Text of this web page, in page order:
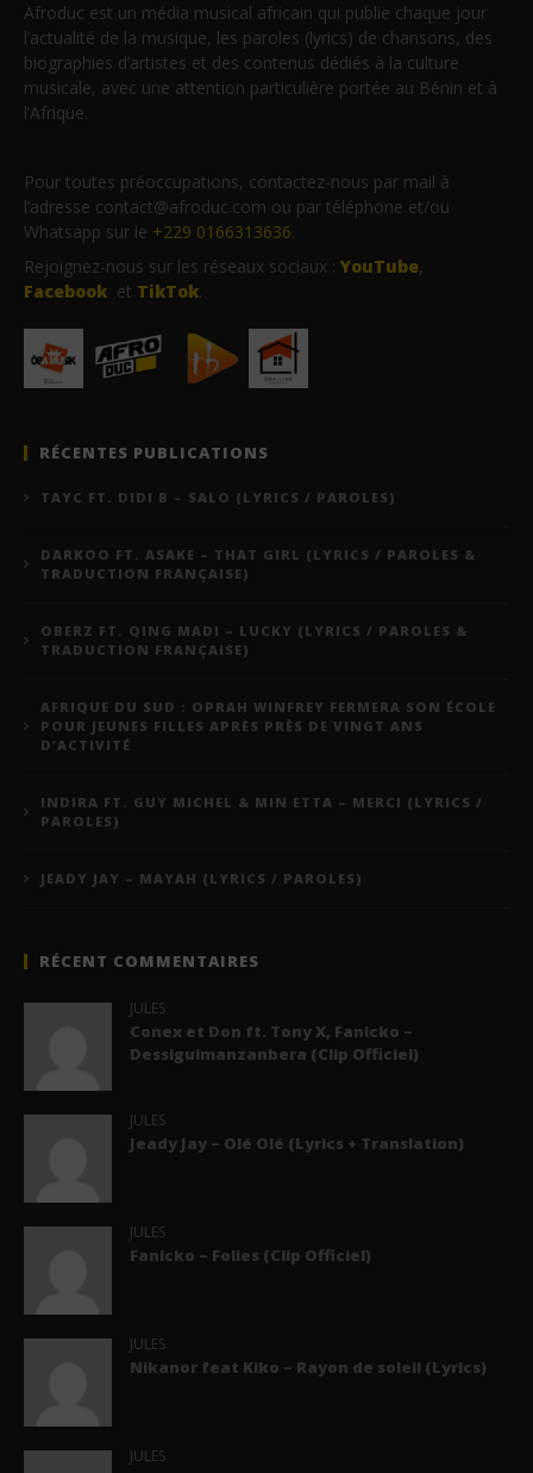
Afroduc est un média musical africain qui publie chaque jour
l’actualité de la musique, les paroles (lyrics) de chansons, des
biographies d’artistes et des contenus dédiés à la culture
musicale, avec une attention particulière portée au Bénin et à
l’Afrique.
Pour toutes préoccupations, contactez-nous par mail à
l’adresse contact@afroduc.com ou par téléphone et/ou
Whatsapp sur le +229 0166313636.
Rejoignez-nous sur les réseaux sociaux : YouTube,
Facebook et TikTok.
RÉCENTES PUBLICATIONS
TAYC FT. DIDI B – SALO (LYRICS / PAROLES)
DARKOO FT. ASAKE – THAT GIRL (LYRICS / PAROLES &
TRADUCTION FRANÇAISE)
OBERZ FT. QING MADI – LUCKY (LYRICS / PAROLES &
TRADUCTION FRANÇAISE)
AFRIQUE DU SUD : OPRAH WINFREY FERMERA SON ÉCOLE
POUR JEUNES FILLES APRÈS PRÈS DE VINGT ANS
D’ACTIVITÉ
INDIRA FT. GUY MICHEL & MIN ETTA – MERCI (LYRICS /
PAROLES)
JEADY JAY – MAYAH (LYRICS / PAROLES)
RÉCENT COMMENTAIRES
JULES
Conex et Don ft. Tony X, Fanicko –
Dessiguimanzanbera (Clip Officiel)
JULES
Jeady Jay – Olé Olé (Lyrics + Translation)
JULES
Fanicko – Folies (Clip Officiel)
JULES
Nikanor feat Kiko – Rayon de soleil (Lyrics)
JULES